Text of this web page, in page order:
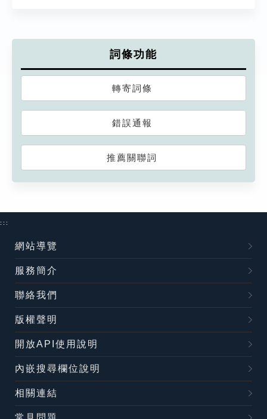
詞條功能
轉寄詞條
錯誤通報
推薦關聯詞
:::
網站導覽
服務簡介
聯絡我們
版權聲明
開放API使用說明
內嵌搜尋欄位說明
相關連結